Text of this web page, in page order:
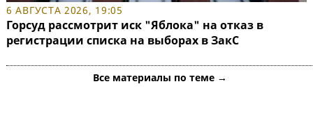
6 АВГУСТА 2026, 19:05
Горсуд рассмотрит иск "Яблока" на отказ в
регистрации списка на выборах в ЗакС
Все материалы по теме →